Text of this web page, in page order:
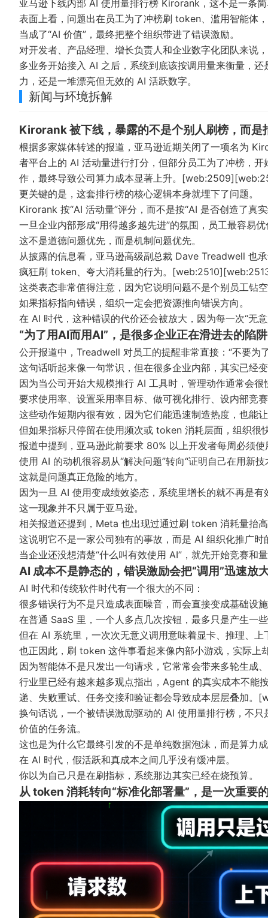
亚马逊下线内部 AI 使用量排行榜 Kirorank，这不是一条
表面上看，问题出在员工为了冲榜刷 token、滥用智能体
当成了“AI 价值”，最终把整个组织带进了错误激励。
对开发者、产品经理、增长负责人和企业数字化团队来说
多业务开始接入 AI 之后，系统到底该按调用量来衡量，
力，还是一堆漂亮但无效的 AI 活跃数字。
新闻与环境拆解
Kirorank 被下线，暴露的不是个别人刷榜，而是
根据多家媒体转述的报道，亚马逊近期关闭了一项名为
者平台上的 AI 活动量进行打分，但部分员工为了冲榜，
作，最终导致公司算力成本显著上升。
更关键的是，这套排行榜的核心逻辑本身就埋下了问题。
Kirorank 按“AI 活动量”评分，而不是按“AI 是否创造了真
一旦企业内部形成“用得越多越先进”的氛围，员工最容易
这不是道德问题优先，而是机制问题优先。
从披露的信息看，亚马逊高级副总裁 Dave Treadwell 也
疯狂刷 token、夸大消耗量的行为。
这类表态非常值得注意，因为它说明问题不是个别员工钻
如果指标指向错误，组织一定会把资源推向错误方向。
在 AI 时代，这种错误的代价还会被放大，因为每一次“无
“为了用AI而用AI”，是很多企业正在滑进去的陷阱
公开报道中，Treadwell 对员工的提醒非常直接：“不要为
这句话听起来像一句常识，但在很多企业内部，其实已经
因为当公司开始大规模推行 AI 工具时，管理动作通常会很
要求使用率、设置采用率目标、做可视化排行、设内部竞
这些动作短期内很有效，因为它们能迅速制造热度，也能
但如果指标只停留在使用频次或 token 消耗层面，组织很
报道中提到，亚马逊此前要求 80% 以上开发者每周必须
使用 AI 的动机很容易从“解决问题”转向“证明自己在用新
这就是问题真正危险的地方。
因为一旦 AI 使用变成绩效姿态，系统里增长的就不再是
这一现象并不只属于亚马逊。
相关报道还提到，Meta 也出现过通过刷 token 消耗量抬
这说明它不是一家公司独有的事故，而是 AI 组织化推广时
当企业还没想清楚“什么叫有效使用 AI”，就先开始竞赛
AI 成本不是静态的，错误激励会把“调用”迅速放
AI 时代和传统软件时代有一个很大的不同：
很多错误行为不是只造成表面噪音，而会直接变成基础设
在普通 SaaS 里，一个人多点几次按钮，最多只是产生一
但在 AI 系统里，一次次无意义调用意味着显卡、推理、
也正因此，刷 token 这件事看起来像内部小游戏，实际上
因为智能体不是只发出一句请求，它常常会带来多轮生成
行业里已经有越来越多观点指出，Agent 的真实成本不能
递、失败重试、任务交接和验证都会导致成本层层叠加
换句话说，一个被错误激励驱动的 AI 使用量排行榜，不
价值的任务流。
这也是为什么它最终引发的不是单纯数据泡沫，而是算力
在 AI 时代，假活跃和真成本之间几乎没有缓冲层。
你以为自己只是在刷指标，系统那边其实已经在烧预算。
从 token 消耗转向“标准化部署量”，是一次重要